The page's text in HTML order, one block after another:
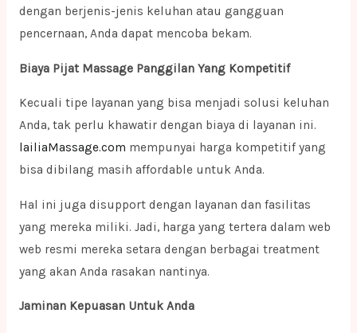
dengan berjenis-jenis keluhan atau gangguan
pencernaan, Anda dapat mencoba bekam.
Biaya Pijat Massage Panggilan Yang Kompetitif
Kecuali tipe layanan yang bisa menjadi solusi keluhan
Anda, tak perlu khawatir dengan biaya di layanan ini.
lailiaMassage.com mempunyai harga kompetitif yang
bisa dibilang masih affordable untuk Anda.
Hal ini juga disupport dengan layanan dan fasilitas
yang mereka miliki. Jadi, harga yang tertera dalam web
web resmi mereka setara dengan berbagai treatment
yang akan Anda rasakan nantinya.
Jaminan Kepuasan Untuk Anda